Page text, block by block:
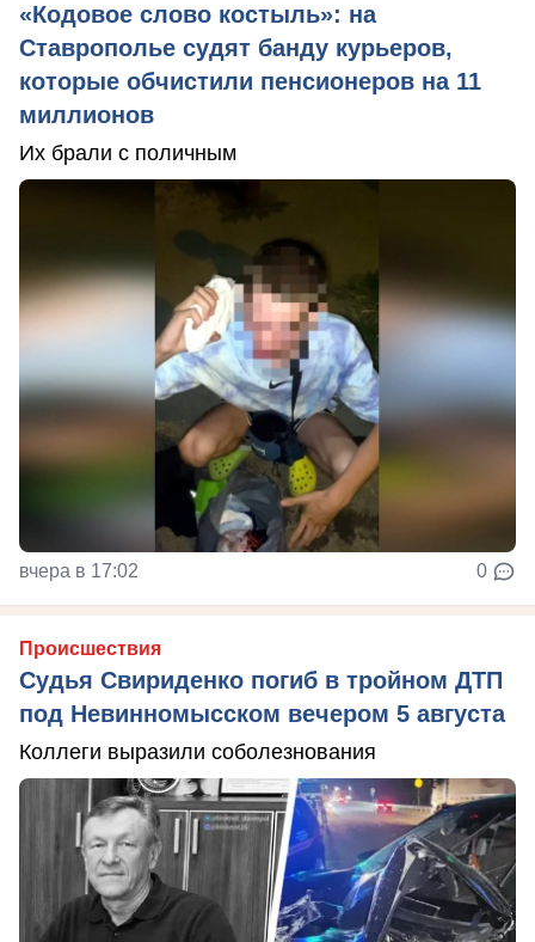
«Кодовое слово костыль»: на
Ставрополье судят банду курьеров,
которые обчистили пенсионеров на 11
миллионов
Их брали с поличным
вчера в 17:02 0
Происшествия
Судья Свириденко погиб в тройном ДТП
под Невинномысском вечером 5 августа
Коллеги выразили соболезнования